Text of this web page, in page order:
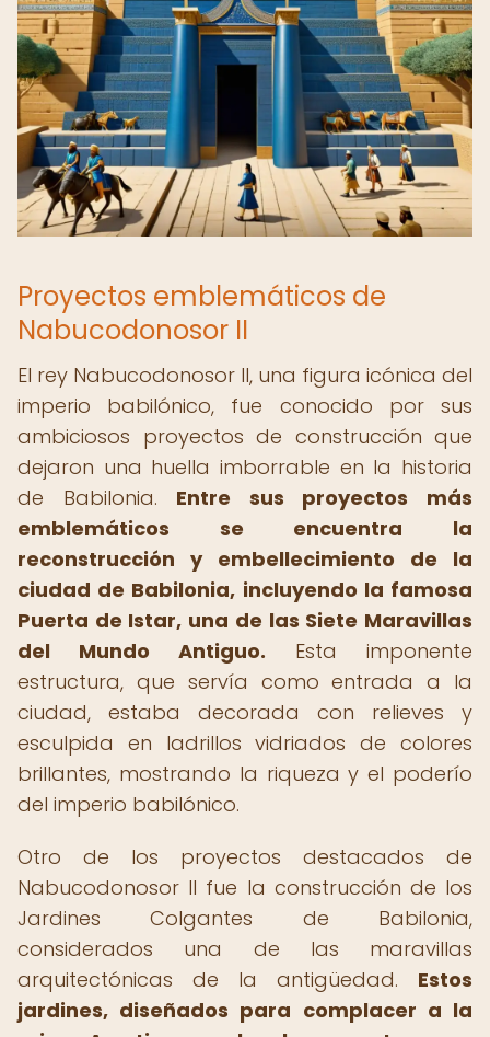
Proyectos emblemáticos de
Nabucodonosor II
El rey Nabucodonosor II, una figura icónica del
imperio babilónico, fue conocido por sus
ambiciosos proyectos de construcción que
dejaron una huella imborrable en la historia
de Babilonia. Entre sus proyectos más
emblemáticos se encuentra la
reconstrucción y embellecimiento de la
ciudad de Babilonia, incluyendo la famosa
Puerta de Istar, una de las Siete Maravillas
del Mundo Antiguo. Esta imponente
estructura, que servía como entrada a la
ciudad, estaba decorada con relieves y
esculpida en ladrillos vidriados de colores
brillantes, mostrando la riqueza y el poderío
del imperio babilónico.
Otro de los proyectos destacados de
Nabucodonosor II fue la construcción de los
Jardines Colgantes de Babilonia,
considerados una de las maravillas
arquitectónicas de la antigüedad. Estos
jardines, diseñados para complacer a la